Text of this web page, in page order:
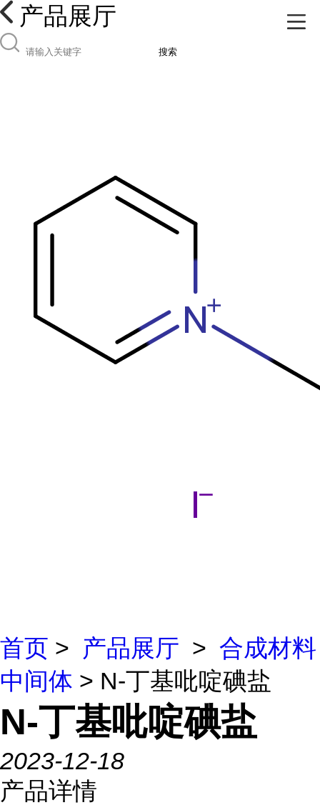
产品展厅
搜索
首页 > 产品展厅 > 合成材料
中间体 > N-丁基吡啶碘盐
N-丁基吡啶碘盐
2023-12-18
产品详情